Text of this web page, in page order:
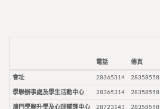
電話 傳真
會址 28365314 28358558
學聯辦事處及學生活動中心 28365314 28358558
澳門學聯升學及心理輔導中心 28723143 28358558